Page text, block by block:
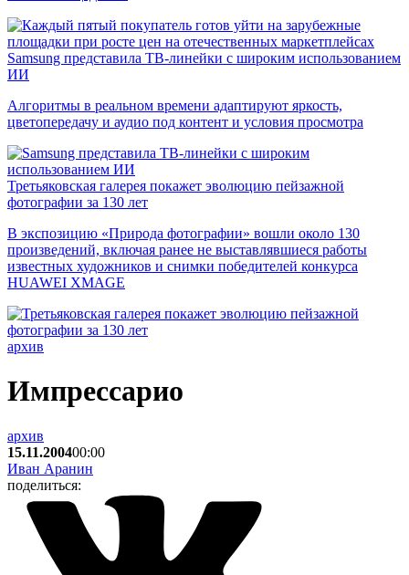
Samsung представила ТВ-линейки с широким использованием
ИИ
Алгоритмы в реальном времени адаптируют яркость,
цветопередачу и аудио под контент и условия просмотра
Третьяковская галерея покажет эволюцию пейзажной
фотографии за 130 лет
В экспозицию «Природа фотографии» вошли около 130
произведений, включая ранее не выставлявшиеся работы
известных художников и снимки победителей конкурса
HUAWEI XMAGE
архив
Импрессарио
архив
15.11.200400:00
Иван Аранин
поделиться: